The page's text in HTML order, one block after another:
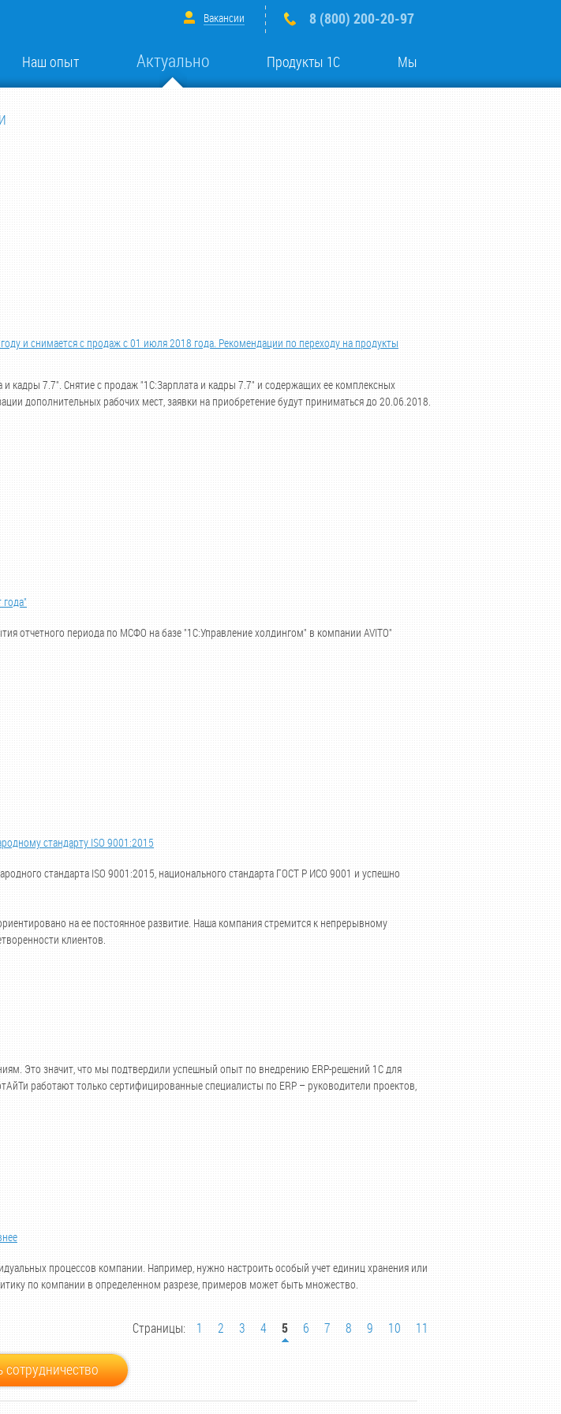
Вакансии 8 (800) 200-20-97
Наш опыт Актуально Продукты 1С Мы
и снимается с продаж с 01 июля 2018 года. Рекомендации по переходу на продукты
7.7". Снятие с продаж "1С:Зарплата и кадры 7.7" и содержащих ее комплексных
дополнительных рабочих мест, заявки на приобретение будут приниматься до 20.06.2018.
отчетного периода по МСФО на базе "1С:Управление холдингом" в компании AVITO"
стандарту ISO 9001:2015
стандарта ISO 9001:2015, национального стандарта ГОСТ Р ИСО 9001 и успешно
на ее постоянное развитие. Наша компания стремится к непрерывному
клиентов.
Это значит, что мы подтвердили успешный опыт по внедрению ERP-решений 1C для
работают только сертифицированные специалисты по ERP – руководители проектов,
процессов компании. Например, нужно настроить особый учет единиц хранения или
по компании в определенном разрезе, примеров может быть множество.
Страницы: 1 2 3 4 5 6 7 8 9 10 11
сотрудничество